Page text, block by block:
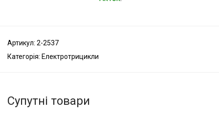
Артикул: 2-2537
Категорія: Електротрицикли
Супутні товари